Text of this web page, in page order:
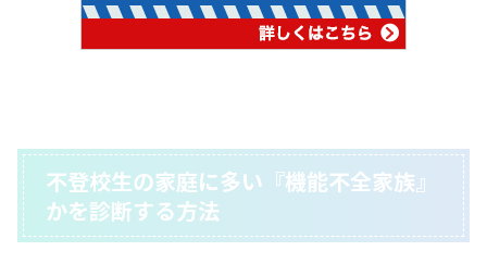
不登校生の家庭に多い『機能不全家族』
かを診断する方法